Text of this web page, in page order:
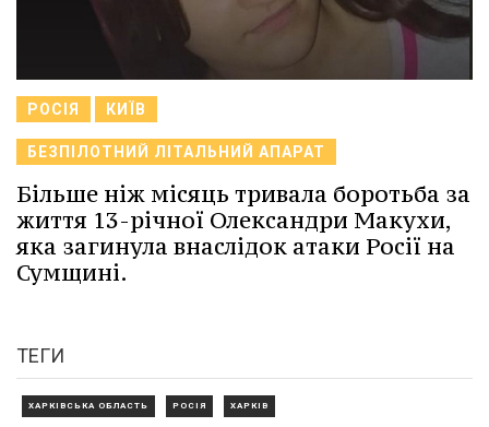
РОСІЯ КИЇВ
БЕЗПІЛОТНИЙ ЛІТАЛЬНИЙ АПАРАТ
Більше ніж місяць тривала боротьба за
життя 13-річної Олександри Макухи,
яка загинула внаслідок атаки Росії на
Сумщині.
ТЕГИ
ХАРКІВСЬКА ОБЛАСТЬ РОСІЯ ХАРКІВ